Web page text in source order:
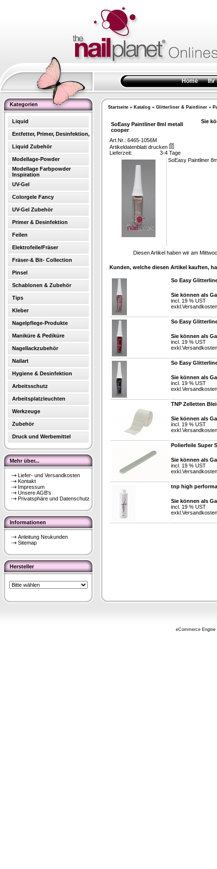
Home Ihr
Kategorien
Liquid
Entfetter, Primer, Desinfektion,
Liquid Zubehör
Modellage-Powder
Modellage Farbpowder
Inspiration
UV-Gel
Colorgele Fancy
UV-Gel Zubehör
Primer & Desinfektion
Feilen
Elektrofeile/Fräser
Fräser-& Bit- Collection
Pinsel
Schablonen & Zubehör
Tips
Kleber
Nagelpflege-Produkte
Maniküre & Pediküre
Nagellackzubehör
Nailart
Hygiene & Desinfektion
Arbeitsschutz
Arbeitsplatzleuchten
Werkzeuge
Zubehör
Druck und Werbemittel
Mehr über...
Liefer- und Versandkosten
Kontakt
Impressum
Unsere AGB's
Privatsphäre und Datenschutz
Informationen
Anleitung Neukunden
Sitemap
Hersteller
Startseite » Katalog » Glitterliner & Paintliner »
SoEasy Paintliner 8ml metall
cooper
Sie
Art.Nr.: 6465-1056M
Artikeldatenblatt drucken
Lieferzeit:
3-4 Tage
SoEasy Paintliner
Diesen Artikel haben wir am
Kunden, welche diesen Artikel kauften,
So Easy
Sie können als
incl. 19 % UST
exkl. Versandkosten
So Easy
Sie können als
incl. 19 % UST
exkl. Versandkosten
So Easy
Sie können als
incl. 19 % UST
exkl. Versandkosten
TNP Zelletten
Sie können als
incl. 19 % UST
exkl. Versandkosten
Polierfeile Super
Sie können als
incl. 19 % UST
exkl. Versandkosten
tnp high
Sie können als
incl. 19 % UST
exkl. Versandkosten
eCommerce